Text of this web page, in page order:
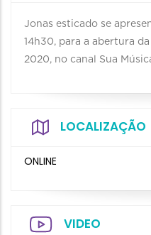
Jonas esticado se
14h30, para a abertura
2020, no canal Sua
LOCALIZAÇÃO
ONLINE
VIDEO